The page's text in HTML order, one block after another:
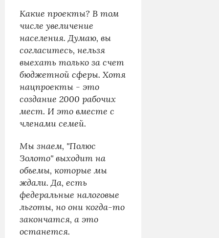
Какие проекты? В том
числе увеличение
населения. Думаю, вы
согласитесь, нельзя
выехать только за счет
бюджетной сферы. Хотя
нацпроекты - это
создание 2000 рабочих
мест. И это вместе с
членами семей.
Мы знаем, "Полюс
Золото" выходит на
объемы, которые мы
ждали. Да, есть
федеральные налоговые
льготы, но они когда-то
закончатся, а это
останется.